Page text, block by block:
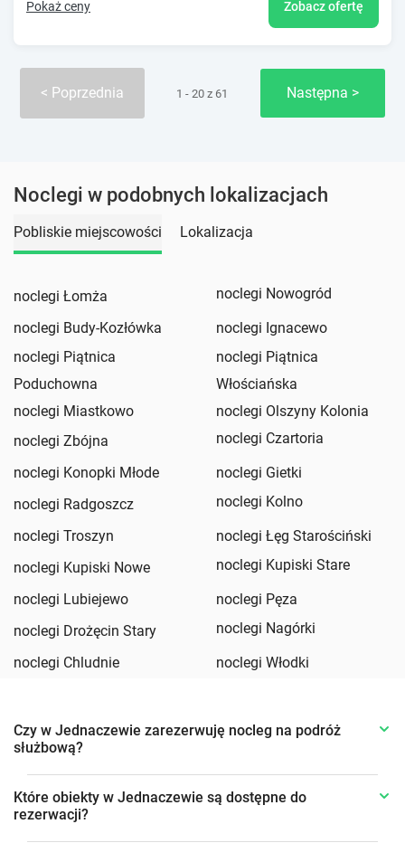
Pokaż ceny Zobacz ofertę
Poprzednia 1 - 20 z 61 Następna
Noclegi w podobnych lokalizacjach
Pobliskie miejscowości Lokalizacja
noclegi Łomża
noclegi Nowogród
noclegi Budy-Kozłówka
noclegi Ignacewo
noclegi Piątnica
Poduchowna
noclegi Piątnica
Włościańska
noclegi Miastkowo
noclegi Olszyny Kolonia
noclegi Zbójna
noclegi Czartoria
noclegi Konopki Młode
noclegi Gietki
noclegi Radgoszcz
noclegi Kolno
noclegi Troszyn
noclegi Łęg Starościński
noclegi Kupiski Nowe
noclegi Kupiski Stare
noclegi Lubiejewo
noclegi Pęza
noclegi Drożęcin Stary
noclegi Nagórki
noclegi Chludnie
noclegi Włodki
Czy w Jednaczewie zarezerwuję nocleg na podróż
służbową?
Które obiekty w Jednaczewie są dostępne do
rezerwacji?